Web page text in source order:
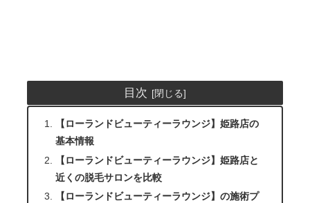
目次
【ローランドビューティーラウンジ】姫路店の
基本情報
【ローランドビューティーラウンジ】姫路店と
近くの脱毛サロンを比較
【ローランドビューティーラウンジ】の施術プ